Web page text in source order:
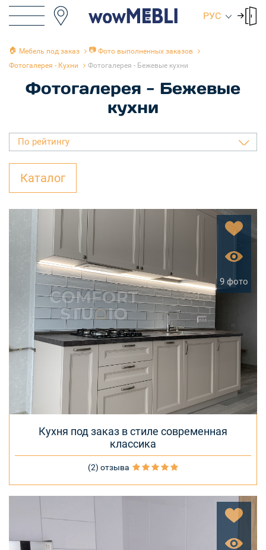
РУС
🏠 Мебель под заказ 📷 Фото выполненных заказов
Фотогалерея - Кухни
Фотогалерея - Бежевые кухни
Фотогалерея - Бежевые
кухни
По рейтингу
Каталог
Кухня под заказ в стиле современная
классика
(2) отзыва
9 фото